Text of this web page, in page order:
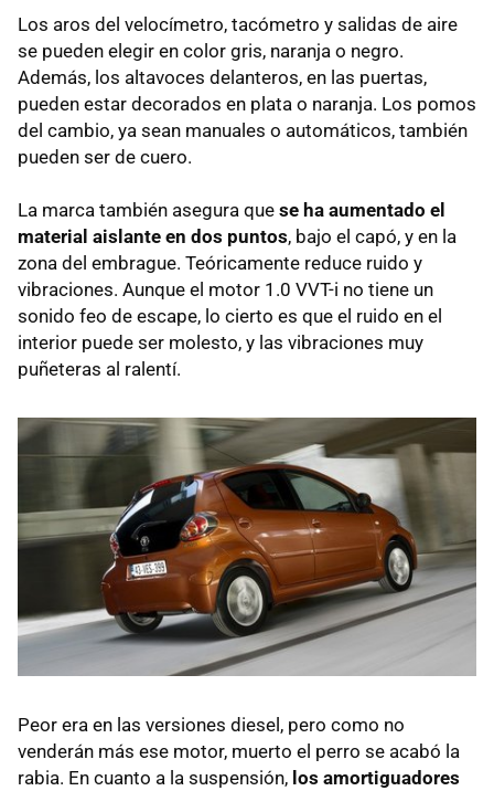
Los aros del velocímetro, tacómetro y salidas de aire
se pueden elegir en color gris, naranja o negro.
Además, los altavoces delanteros, en las puertas,
pueden estar decorados en plata o naranja. Los pomos
del cambio, ya sean manuales o automáticos, también
pueden ser de cuero.
La marca también asegura que se ha aumentado el
material aislante en dos puntos, bajo el capó, y en la
zona del embrague. Teóricamente reduce ruido y
vibraciones. Aunque el motor 1.0 VVT-i no tiene un
sonido feo de escape, lo cierto es que el ruido en el
interior puede ser molesto, y las vibraciones muy
puñeteras al ralentí.
Peor era en las versiones diesel, pero como no
venderán más ese motor, muerto el perro se acabó la
rabia. En cuanto a la suspensión, los amortiguadores